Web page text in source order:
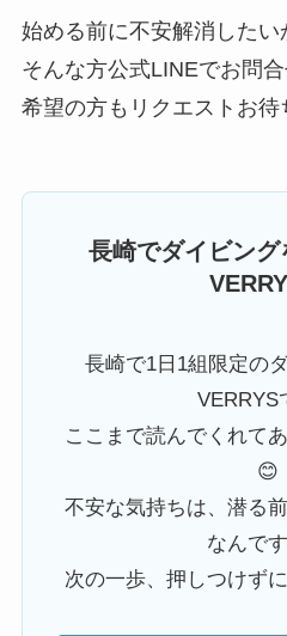
始める前に不安解消したい
そんな方公式LINEでお問
希望の方もリクエストお待
長崎でダイビング
長崎で1日1組限定の
VERRYS
ここまで読んでくれて
😊
不安な気持ちは、潜る
なんです
次の一歩、押しつけず